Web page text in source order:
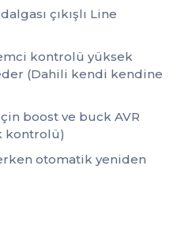
çıkışlı Line
kontrolü yüksek
(Dahili kendi kendine
boost ve buck AVR
kontrolü)
otomatik yeniden